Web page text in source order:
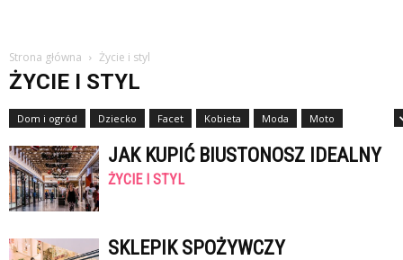
Strona główna Życie i styl
ŻYCIE I STYL
Dom i ogród Dziecko Facet Kobieta Moda
Moto
JAK KUPIĆ BIUSTONOSZ IDEALNY
ŻYCIE I STYL
SKLEPIK SPOŻYWCZY